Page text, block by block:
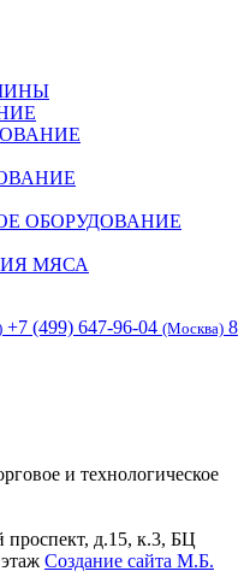
ОБОРУДОВАНИЕ
МЯСА
+7 (499) 647-96-04 (Москва) 8
и технологическое
проспект, д.15, к.3, БЦ
Создание сайта М.Б.